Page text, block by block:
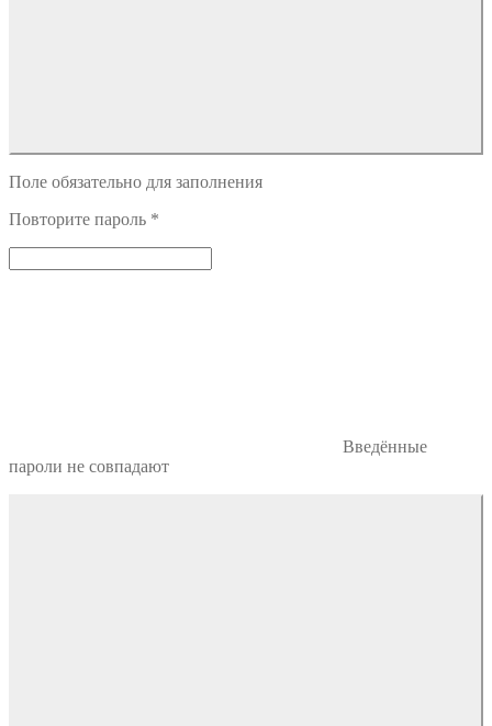
Поле обязательно для заполнения
Повторите пароль *
Введённые
пароли не совпадают